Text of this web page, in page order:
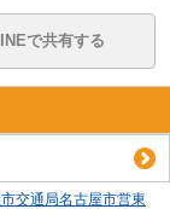
で共有する
交通局名古屋市営東